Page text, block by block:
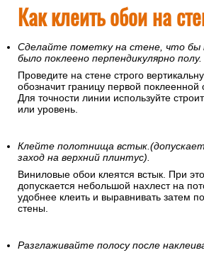
Как клеить обои на
Сделайте пометку на стене, что бы
было поклеено перпендикулярно полу.
Проведите на стене строго
обозначит границу первой
Для точности линии используйте
или уровень.
Клейте полотнища
заход на верхний плинтус).
Виниловые обои клеятся встык. При
допускается небольшой нахлест на
удобнее клеить и выравнивать затем
стены.
Разглаживайте полосу после